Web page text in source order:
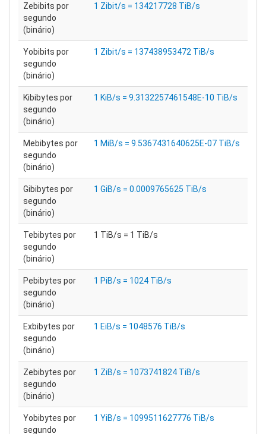
Zebibits por
segundo
(binário)
1 Zibit/s = 134217728 TiB/s
Yobibits por
segundo
(binário)
1 Zibit/s = 137438953472 TiB/s
Kibibytes por
segundo
(binário)
1 KiB/s = 9.3132257461548E-10 TiB/s
Mebibytes por
segundo
(binário)
1 MiB/s = 9.5367431640625E-07 TiB/s
Gibibytes por
segundo
(binário)
1 GiB/s = 0.0009765625 TiB/s
Tebibytes por
segundo
(binário)
1 TiB/s = 1 TiB/s
Pebibytes por
segundo
(binário)
1 PiB/s = 1024 TiB/s
Exbibytes por
segundo
(binário)
1 EiB/s = 1048576 TiB/s
Zebibytes por
segundo
(binário)
1 ZiB/s = 1073741824 TiB/s
Yobibytes por
segundo
1 YiB/s = 1099511627776 TiB/s